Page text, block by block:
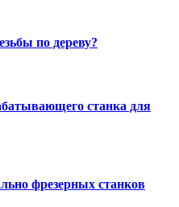
по дереву?
станка для
фрезерных станков